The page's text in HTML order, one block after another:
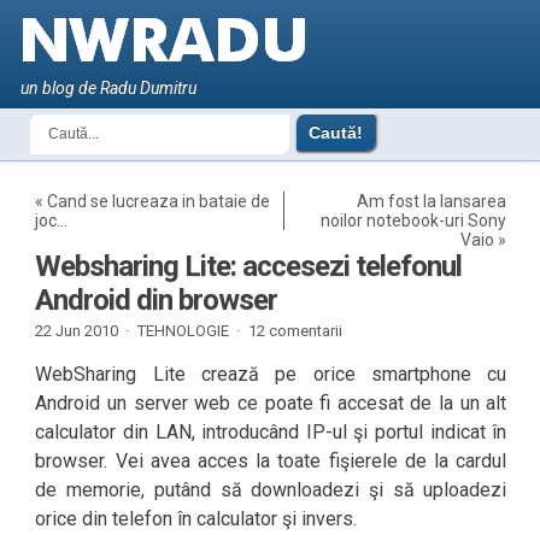
un blog de Radu Dumitru
«Cand se lucreaza in bataie de
joc…
Am fost la lansarea
noilor notebook-uri Sony
Vaio »
Websharing Lite: accesezi telefonul
Android din browser
22 Jun 2010 · TEHNOLOGIE · 12 comentarii
WebSharing Lite crează pe orice smartphone cu
Android un server web ce poate fi accesat de la un alt
calculator din LAN, introducând IP-ul şi portul indicat în
browser. Vei avea acces la toate fişierele de la cardul
de memorie, putând să downloadezi şi să uploadezi
orice din telefon în calculator şi invers.